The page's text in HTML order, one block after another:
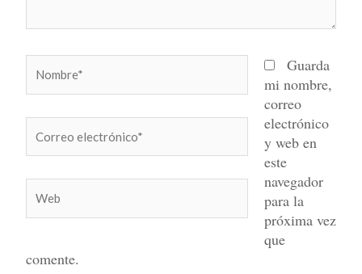
electrónico*
Guarda
mi nombre,
correo
electrónico
y web en
este
navegador
para la
próxima vez
que
comente.